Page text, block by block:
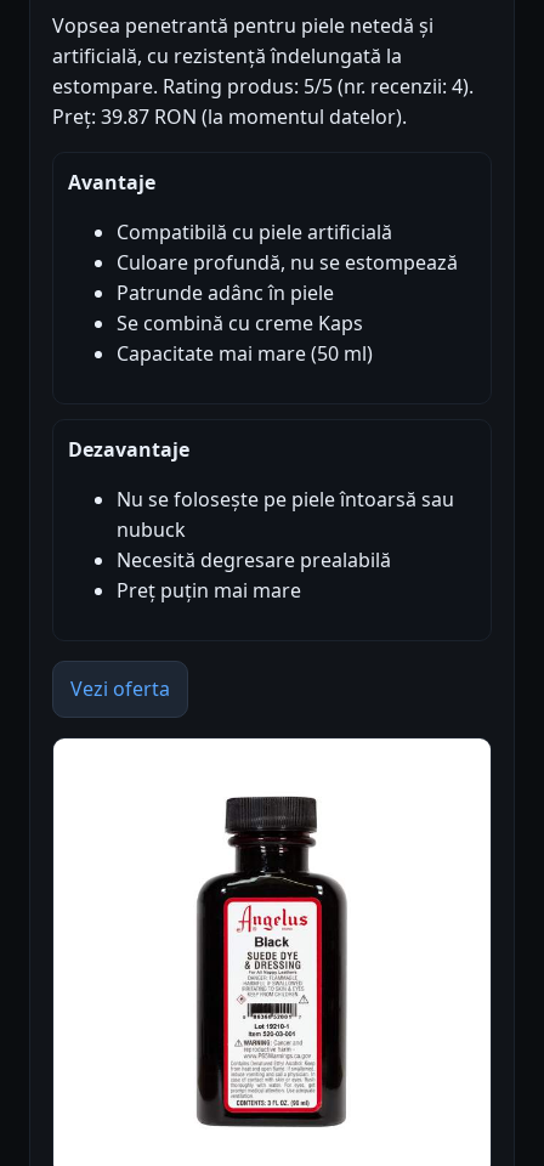
Vopsea penetrantă pentru piele netedă și
artificială, cu rezistență îndelungată la
estompare. Rating produs: 5/5 (nr. recenzii: 4).
Preț: 39.87 RON (la momentul datelor).
Avantaje
Compatibilă cu piele artificială
Culoare profundă, nu se estompează
Patrunde adânc în piele
Se combină cu creme Kaps
Capacitate mai mare (50 ml)
Dezavantaje
Nu se folosește pe piele întoarsă sau
nubuck
Necesită degresare prealabilă
Preț puțin mai mare
Vezi oferta